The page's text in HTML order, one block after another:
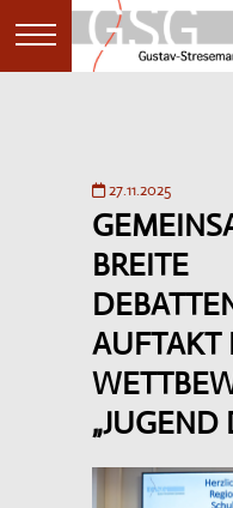
AKTUELLES
KALENDER
SCHULGEMEINDE
27.11.2025
BREITE
AUFTAKT
„JUGEND